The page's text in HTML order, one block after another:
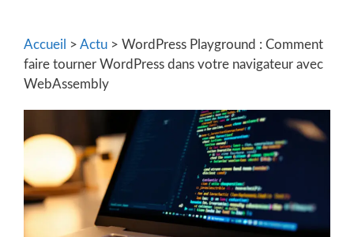
Accueil > Actu > WordPress Playground : Comment
faire tourner WordPress dans votre navigateur avec
WebAssembly